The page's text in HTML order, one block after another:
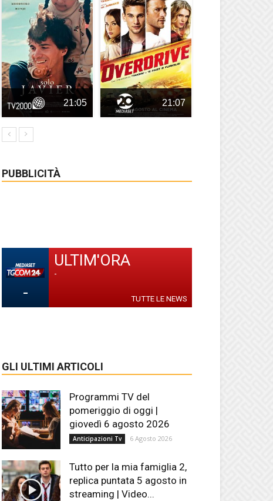
21:05 21:07
PUBBLICITÀ
-
ULTIM'ORA
-
TUTTE LE NEWS
GLI ULTIMI ARTICOLI
Programmi TV del
pomeriggio di oggi |
giovedì 6 agosto 2026
Anticipazioni Tv 6 Agosto 2026
Tutto per la mia famiglia 2,
replica puntata 5 agosto in
streaming | Video...